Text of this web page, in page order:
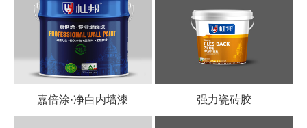
嘉倍涂·净白内墙漆 强力瓷砖胶